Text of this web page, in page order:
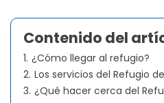
Contenido del
1. ¿Cómo llegar al refugio?
2. Los servicios del Refugio
3. ¿Qué hacer cerca del